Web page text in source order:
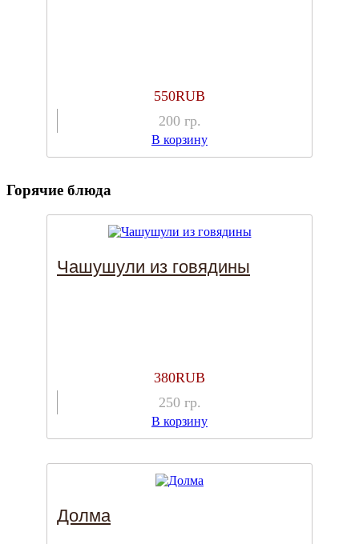
550RUB
200 гр.
В корзину
Горячие блюда
Чашушули из говядины
380RUB
250 гр.
В корзину
Долма